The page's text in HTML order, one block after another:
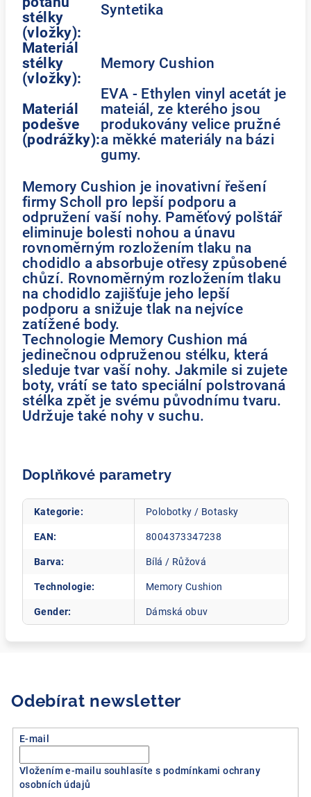
stélky
(vložky):
Syntetika
Materiál
stélky
(vložky):
Memory Cushion
Materiál
podešve
(podrážky):
EVA - Ethylen vinyl acetát je
mateiál, ze kterého jsou
produkovány velice pružné
a měkké materiály na bázi
gumy.
Memory Cushion je inovativní řešení
firmy Scholl pro lepší podporu a
odpružení vaší nohy. Paměťový polštář
eliminuje bolesti nohou a únavu
rovnoměrným rozložením tlaku na
chodidlo a absorbuje otřesy způsobené
chůzí. Rovnoměrným rozložením tlaku
na chodidlo zajišťuje jeho lepší
podporu a snižuje tlak na nejvíce
zatížené body.
Technologie Memory Cushion má
jedinečnou odpruženou stélku, která
sleduje tvar vaší nohy. Jakmile si zujete
boty, vrátí se tato speciální polstrovaná
stélka zpět je svému původnímu tvaru.
Udržuje také nohy v suchu.
Doplňkové parametry
Kategorie: Polobotky / Botasky
EAN: 8004373347238
Barva: Bílá / Růžová
Technologie: Memory Cushion
Gender: Dámská obuv
Odebírat newsletter
E-mail
Vložením e-mailu souhlasíte s podmínkami ochrany
osobních údajů